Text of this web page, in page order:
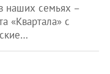
наших семьях –
«Квартала» с